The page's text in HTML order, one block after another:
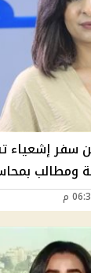
سفر إشعياء
ومطالب